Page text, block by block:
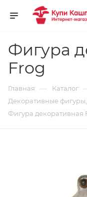
Фигура
Frog
Главная — Каталог
Декоративные фигуры,
Фигура декоративная